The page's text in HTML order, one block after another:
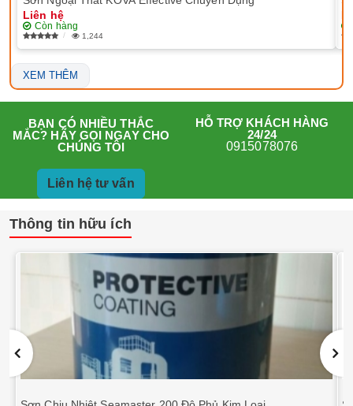
Liên hệ
Còn hàng
1,244
XEM THÊM
BẠN CÓ NHIỀU THẮC
MẮC? HÃY GỌI NGAY CHO
CHÚNG TÔI
HỖ TRỢ KHÁCH HÀNG
24/24
0915078076
Liên hệ tư vấn
Thông tin hữu ích